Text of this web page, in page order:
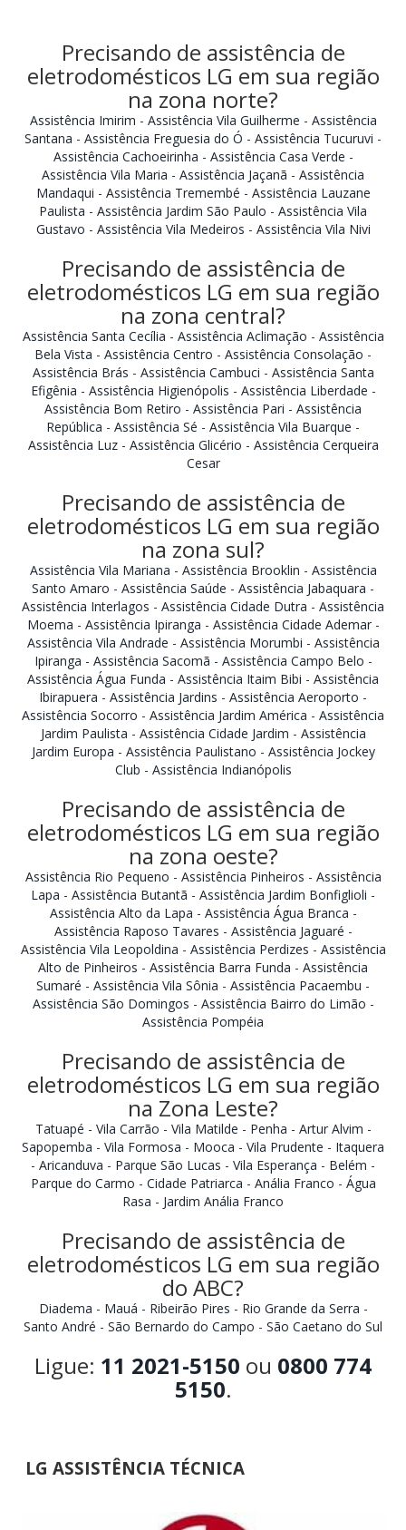
Precisando de assistência de
eletrodomésticos LG em sua região
na zona norte?
Assistência Imirim - Assistência Vila Guilherme - Assistência
Santana - Assistência Freguesia do Ó - Assistência Tucuruvi -
Assistência Cachoeirinha - Assistência Casa Verde -
Assistência Vila Maria - Assistência Jaçanã - Assistência
Mandaqui - Assistência Tremembé - Assistência Lauzane
Paulista - Assistência Jardim São Paulo - Assistência Vila
Gustavo - Assistência Vila Medeiros - Assistência Vila Nivi
Precisando de assistência de
eletrodomésticos LG em sua região
na zona central?
Assistência Santa Cecília - Assistência Aclimação - Assistência
Bela Vista - Assistência Centro - Assistência Consolação -
Assistência Brás - Assistência Cambuci - Assistência Santa
Efigênia - Assistência Higienópolis - Assistência Liberdade -
Assistência Bom Retiro - Assistência Pari - Assistência
República - Assistência Sé - Assistência Vila Buarque -
Assistência Luz- Assistência Glicério - Assistência Cerqueira
Cesar
Precisando de assistência de
eletrodomésticos LG em sua região
na zona sul?
Assistência Vila Mariana - Assistência Brooklin - Assistência
Santo Amaro - Assistência Saúde - Assistência Jabaquara -
Assistência Interlagos - Assistência Cidade Dutra - Assistência
Moema - Assistência Ipiranga - Assistência Cidade Ademar-
Assistência Vila Andrade - Assistência Morumbi - Assistência
Ipiranga - Assistência Sacomã - Assistência Campo Belo -
Assistência Água Funda - Assistência Itaim Bibi - Assistência
Ibirapuera - Assistência Jardins - Assistência Aeroporto -
Assistência Socorro - Assistência Jardim América - Assistência
Jardim Paulista - Assistência Cidade Jardim - Assistência
Jardim Europa - Assistência Paulistano - Assistência Jockey
Club - Assistência Indianópolis
Precisando de assistência de
eletrodomésticos LG em sua região
na zona oeste?
Assistência Rio Pequeno - Assistência Pinheiros - Assistência
Lapa - Assistência Butantã - Assistência Jardim Bonfiglioli -
Assistência Alto da Lapa - Assistência Água Branca -
Assistência Raposo Tavares - Assistência Jaguaré -
Assistência Vila Leopoldina - Assistência Perdizes - Assistência
Alto de Pinheiros - Assistência Barra Funda - Assistência
Sumaré - Assistência Vila Sônia - Assistência Pacaembu -
Assistência São Domingos - Assistência Bairro do Limão -
Assistência Pompéia
Precisando de assistência de
eletrodomésticos LG em sua região
na Zona Leste?
Tatuapé - Vila Carrão - Vila Matilde - Penha - Artur Alvim -
Sapopemba - Vila Formosa - Mooca - Vila Prudente - Itaquera
- Aricanduva - Parque São Lucas - Vila Esperança - Belém -
Parque do Carmo - Cidade Patriarca - Anália Franco - Água
Rasa - Jardim Anália Franco
Precisando de assistência de
eletrodomésticos LG em sua região
do ABC?
Diadema - Mauá - Ribeirão Pires - Rio Grande da Serra -
Santo André - São Bernardo do Campo - São Caetano do Sul
Ligue: 11 2021-5150 ou 0800 774
5150.
LG ASSISTÊNCIA TÉCNICA